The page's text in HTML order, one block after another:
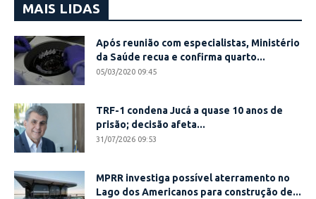
MAIS LIDAS
Após reunião com especialistas, Ministério
da Saúde recua e confirma quarto...
05/03/2020 09:45
TRF-1 condena Jucá a quase 10 anos de
prisão; decisão afeta...
31/07/2026 09:53
MPRR investiga possível aterramento no
Lago dos Americanos para construção de...